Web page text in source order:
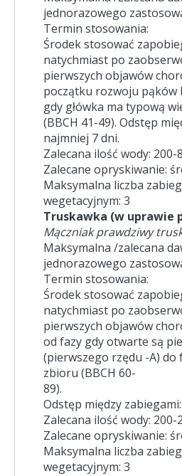
jednorazowego
Termin stosowania:
Środek stosować
natychmiast po
pierwszych objawów
początku rozwoju pąków
gdy główka ma typową
(BBCH 41-49). Odstęp
najmniej 7 dni.
Zalecana ilość wody: 200-
Zalecane opryskiwanie:
Maksymalna liczba
wegetacyjnym: 3
Truskawka (w uprawie
Mączniak prawdziwy
Maksymalna /zalecana
jednorazowego
Termin stosowania:
Środek stosować
natychmiast po
pierwszych objawów
od fazy gdy otwarte są
(pierwszego rzędu -A) do
zbioru (BBCH 60-
89).
Odstęp między
Zalecana ilość wody: 200-
Zalecane opryskiwanie:
Maksymalna liczba
wegetacyjnym: 3